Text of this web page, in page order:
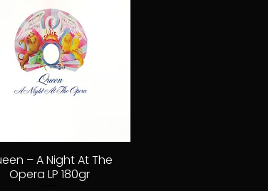
– A Night At The
Opera LP 180gr